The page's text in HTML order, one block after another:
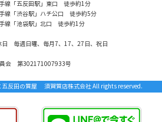
線「五反田駅」東口 徒歩約1分
線「渋谷駅」ハチ公口 徒歩約5分
線「池袋駅」北口 徒歩約1分
週日曜、毎月7、17、27日、祝日
会 第302171007933号
反田の質屋 須賀質店株式会社 All rights reserved.